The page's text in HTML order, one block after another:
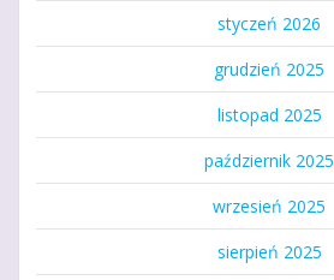
styczeń 2026
grudzień 2025
listopad 2025
październik 2025
wrzesień 2025
sierpień 2025